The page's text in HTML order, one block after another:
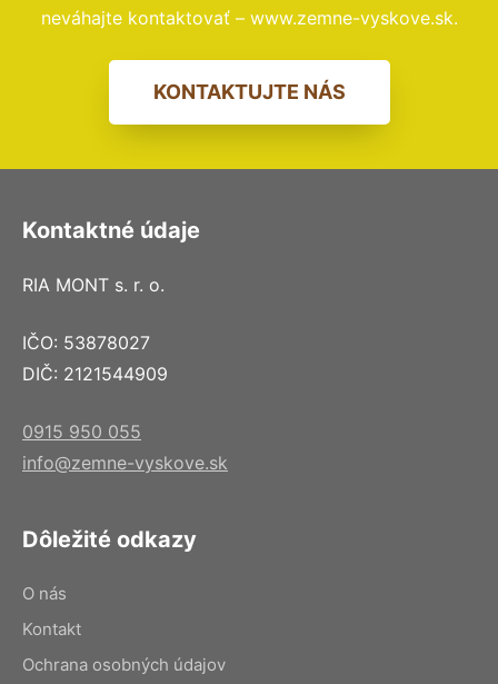
neváhajte kontaktovať – www.zemne-vyskove.sk.
KONTAKTUJTE NÁS
Kontaktné údaje
RIA MONT s. r. o.
IČO: 53878027
DIČ: 2121544909
0915 950 055
info@zemne-vyskove.sk
Dôležité odkazy
O nás
Kontakt
Ochrana osobných údajov